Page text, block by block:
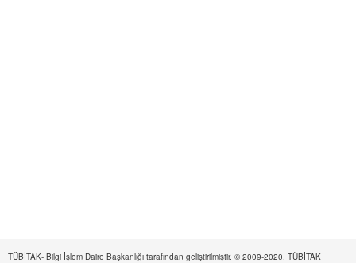
TÜBİTAK- Bilgi İşlem Daire Başkanlığı tarafından geliştirilmiştir. © 2009-2020, TÜBİTAK